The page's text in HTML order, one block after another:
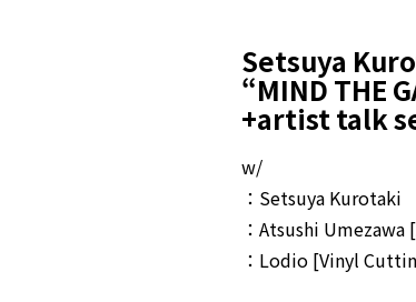
Setsuya
“MIND THE
+artist talk
w/
：Setsuya Kurotaki
：Atsushi
：Lodio [Vinyl